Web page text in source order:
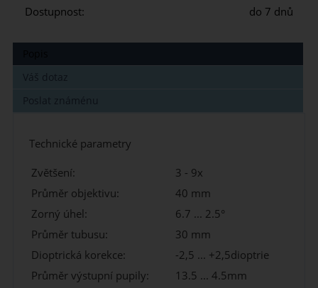
Dostupnost:
do 7 dnů
Váš dotaz
Poslat známénu
Technické parametry
Zvětšení:
3 - 9x
Průměr objektivu:
40 mm
Zorný úhel:
6.7 ... 2.5°
Průměr tubusu:
30 mm
Dioptrická korekce:
-2,5 ... +2,5dioptrie
Průměr výstupní pupily:
13.5 ... 4.5mm